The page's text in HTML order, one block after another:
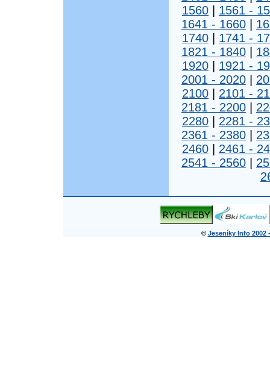
1560
1561 -
1641 - 1660
1740
1741 -
1821 - 1840
1920
1921 -
2001 - 2020
2100
2101 -
2181 - 2200
2280
2281 -
2361 - 2380
2460
2461 -
2541 - 2560
© Jeseníky Info 2002